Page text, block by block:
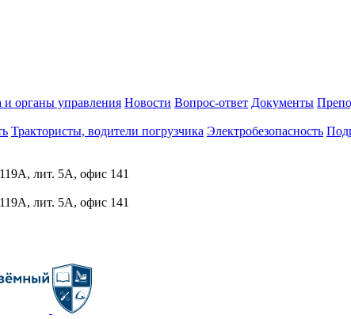
и органы управления Новости Вопрос-ответ Документы
Трактористы, водители погрузчика Электробезопасность
лит. 5А, офис 141
лит. 5А, офис 141